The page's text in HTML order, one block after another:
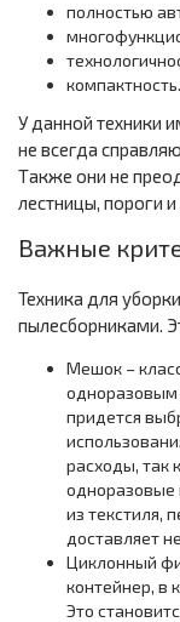
полностью
компактность.
У данной техники
не всегда
Также они не
лестницы, пороги и
Важные
Техника для
пылесборниками.
Мешок –
одноразовым
придется
расходы, так
из текстиля,
доставляет
Циклонный
контейнер, в
Это